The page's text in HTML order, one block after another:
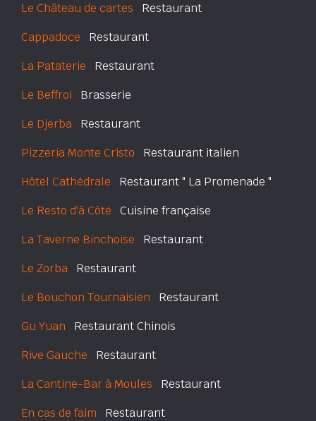
Le Château de cartes Restaurant
Cappadoce Restaurant
La Pataterie Restaurant
Le Beffroi Brasserie
Le Djerba Restaurant
Pizzeria Monte Cristo Restaurant italien
Hôtel Cathédrale Restaurant " La Promenade "
Le Resto d'à Côté Cuisine française
La Taverne Binchoise Restaurant
Le Zorba Restaurant
Le Bouchon Tournaisien Restaurant
Gu Yuan Restaurant Chinois
Rive Gauche Restaurant
La Cantine-Bar à Moules Restaurant
En cas de faim Restaurant